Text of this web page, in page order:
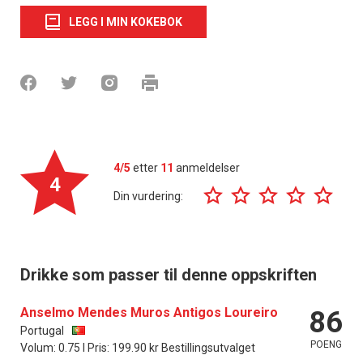
LEGG I MIN KOKEBOK
4
4/5 etter 11 anmeldelser
Din vurdering:
Drikke som passer til denne oppskriften
Anselmo Mendes Muros Antigos Loureiro
Portugal
Volum: 0.75 l Pris: 199.90 kr Bestillingsutvalget
86
POENG